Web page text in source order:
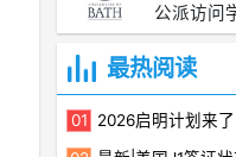
公派访问
最热阅读